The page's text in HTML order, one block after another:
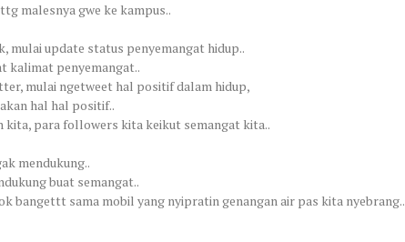
ttg malesnya gwe ke kampus..
mulai update status penyemangat hidup..
kalimat penyemangat..
mulai ngetweet hal positif dalam hidup,
hal hal positif..
kita, para followers kita keikut semangat kita..
mendukung..
buat semangat..
bangettt sama mobil yang nyipratin genangan air pas kita nyebrang..